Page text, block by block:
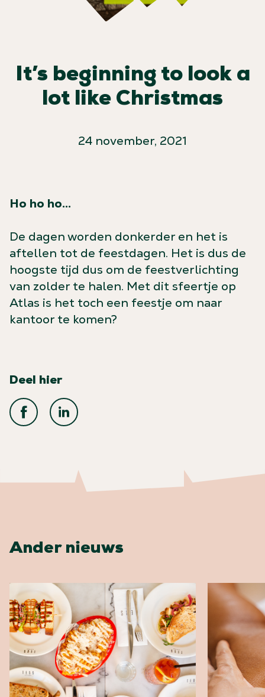
It’s beginning to look a
lot like Christmas
24 november, 2021
Ho ho ho…
De dagen worden donkerder en het is
aftellen tot de feestdagen. Het is dus de
hoogste tijd dus om de feestverlichting
van zolder te halen. Met dit sfeertje op
Atlas is het toch een feestje om naar
kantoor te komen?
Deel hier
Ander nieuws